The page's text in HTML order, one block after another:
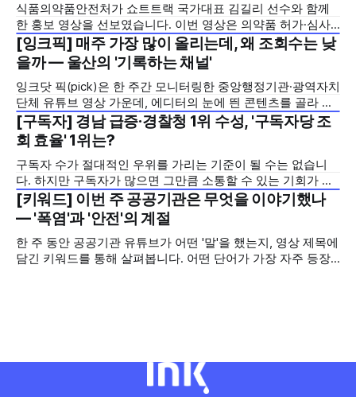
식품의약품안전처가 쇼트트랙 국가대표 김길리 선수와 함께
한 홍보 영상을 선보였습니다. 이번 영상은 의약품 허가·심사
기간을 기존 420일에서 240일로 단축한 정책을 국민에게 쉽
고 친근하게 알리기 위해 제작한 것으로, 딱딱하게 느껴질 수
있는 규제 정책을, 빙판 위에서 빠른 스피드와 꼼꼼한 준비를
모두 갖춘 김길리 선수의 이미지에 빗대어 풀어낸 것이 특징입
니다. '빠르지만
2026년 7월 5주
[잉크픽] 매주 가장 많이 올리는데, 왜 조회수는 낮
을까 — 울산의 '기록하는 채널'
잉크닷 픽(pick)은 한 주간 모니터링한 중앙행정기관·광역자치
단체 유튜브 영상 가운데, 에디터의 눈에 띈 콘텐츠를 골라 그
시도와 의미를 들여다보는 코너입니다. 조회수 순위표 맨 위에
오르지는 못했지만, 다른 채널이 가지 않은 길을 택한 콘텐츠
를 소개합니다. 이번 주는 특정 영상 한 편이 아니라, 채널 하나
의 '변화'를 이야기하려
2026년 7월 5주
[구독자] 경남 급증·경찰청 1위 수성, '구독자당 조
회 효율' 1위는?
구독자 수가 절대적인 우위를 가리는 기준이 될 수는 없습니
다. 하지만 구독자가 많으면 그만큼 소통할 수 있는 기회가 많
아집니다. 소통은 곧 채널의 신뢰로 이어집니다. 억지로 구독
자를 확보하기보다는 소통하는, 그래서 충성도 높은 구독자를
다수 확보하길 바라는 마음을 담아, 중앙행정기관과 광역자치
단체 유튜브 채널의 구독자를 월 단위로 분석합니다. 중앙행정
기관과 광역자치단체 유튜브 채널의 구독자를 통합하여
2026년 7월 5주
[키워드] 이번 주 공공기관은 무엇을 이야기했나
— '폭염'과 '안전'의 계절
한 주 동안 공공기관 유튜브가 어떤 '말'을 했는지, 영상 제목에
담긴 키워드를 통해 살펴봅니다. 어떤 단어가 가장 자주 등장